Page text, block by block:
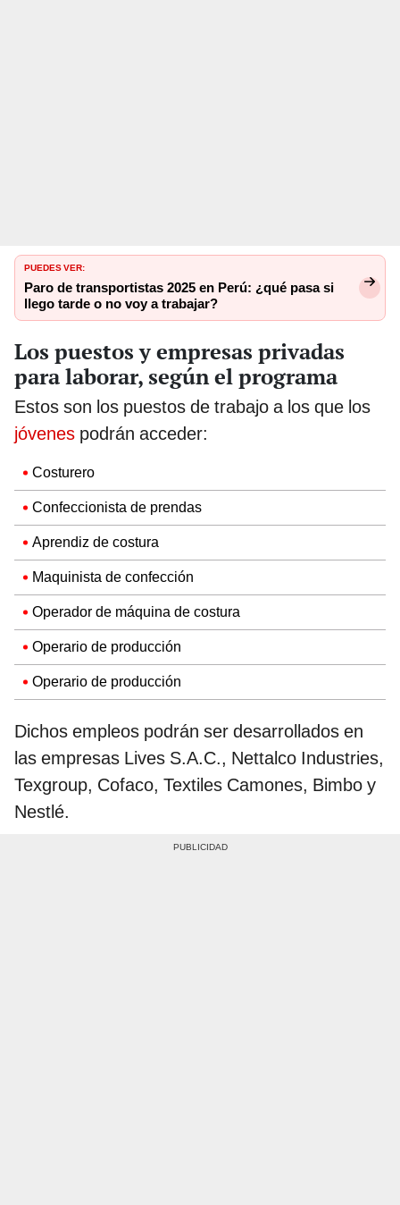
PUEDES VER:
Paro de transportistas 2025 en Perú: ¿qué pasa si
llego tarde o no voy a trabajar?
Los puestos y empresas privadas
para laborar, según el programa
Estos son los puestos de trabajo a los que los
jóvenes podrán acceder:
Costurero
Confeccionista de prendas
Aprendiz de costura
Maquinista de confección
Operador de máquina de costura
Operario de producción
Operario de producción
Dichos empleos podrán ser desarrollados en
las empresas Lives S.A.C., Nettalco Industries,
Texgroup, Cofaco, Textiles Camones, Bimbo y
Nestlé.